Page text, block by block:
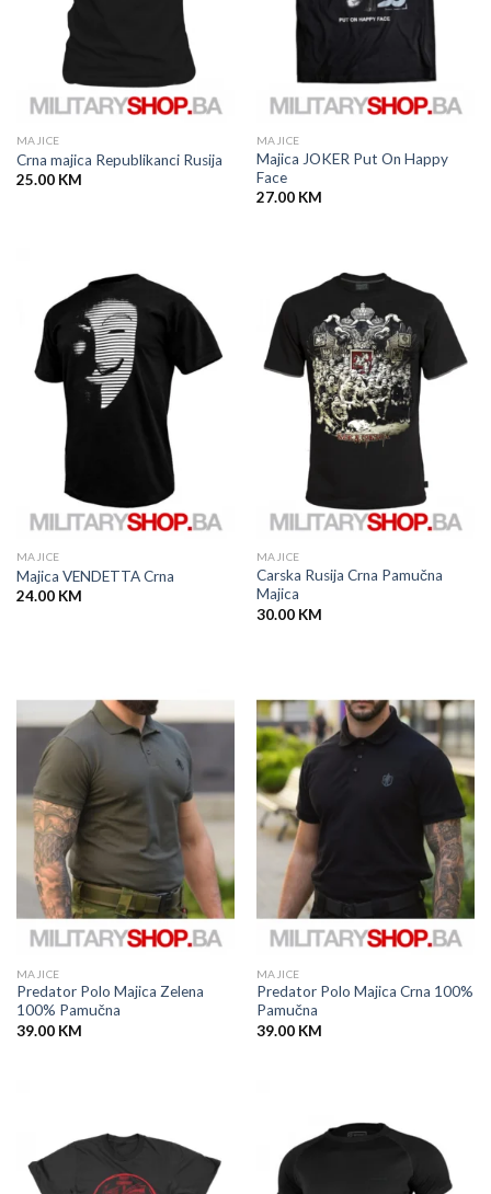
MAJICE
Crna majica Republikanci Rusija
25.00 KM
MAJICE
Majica JOKER Put On Happy
Face
27.00 KM
MAJICE
Majica VENDETTA Crna
24.00 KM
MAJICE
Carska Rusija Crna Pamučna
Majica
30.00 KM
MAJICE
Predator Polo Majica Zelena
100% Pamučna
39.00 KM
MAJICE
Predator Polo Majica Crna 100%
Pamučna
39.00 KM